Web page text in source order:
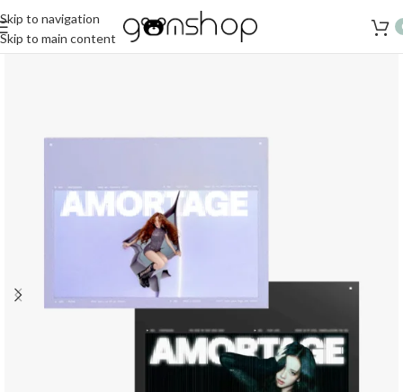
Skip to navigation
Skip to main content